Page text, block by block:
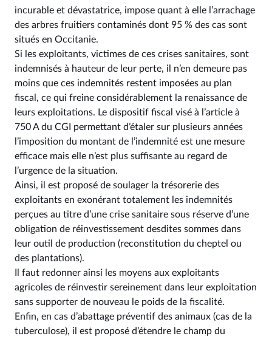
incurable et dévastatrice, impose quant à elle l’arrachage
des arbres fruitiers contaminés dont 95 % des cas sont
situés en Occitanie.
Si les exploitants, victimes de ces crises sanitaires, sont
indemnisés à hauteur de leur perte, il n’en demeure pas
moins que ces indemnités restent imposées au plan
fiscal, ce qui freine considérablement la renaissance de
leurs exploitations. Le dispositif fiscal visé à l’article à
750 A du CGI permettant d’étaler sur plusieurs années
l’imposition du montant de l’indemnité est une mesure
efficace mais elle n’est plus suffisante au regard de
l’urgence de la situation.
Ainsi, il est proposé de soulager la trésorerie des
exploitants en exonérant totalement les indemnités
perçues au titre d’une crise sanitaire sous réserve d’une
obligation de réinvestissement desdites sommes dans
leur outil de production (reconstitution du cheptel ou
des plantations).
Il faut redonner ainsi les moyens aux exploitants
agricoles de réinvestir sereinement dans leur exploitation
sans supporter de nouveau le poids de la fiscalité.
Enfin, en cas d’abattage préventif des animaux (cas de la
tuberculose), il est proposé d’étendre le champ du